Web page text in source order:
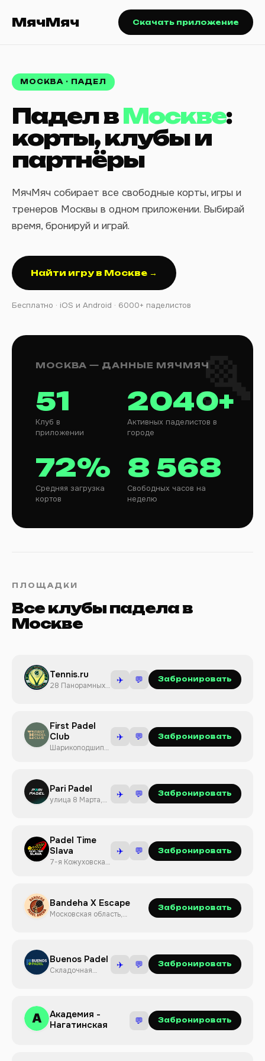
МячМяч Скачать приложение
МОСКВА · ПАДЕЛ
Падел вМоскве:
корты, клубы и
партнёры
МячМяч собирает все свободные корты, игры и
тренеров Москвы в одном приложении. Выбирай
время, бронируй и играй.
Найти игру в Москве →
Бесплатно · iOS и Android · 6000+ паделистов
МОСКВА — ДАННЫЕ МЯЧМЯЧ
51
Клуб в
приложении
2040+
Активных паделистов в
городе
72%
Средняя загрузка
кортов
8 568
Свободных часов на
неделю
ПЛОЩАДКИ
Все клубы падела в
Москве
Tennis.ru
28 Панорамных
✈️ 💬 Забронировать
First Padel
Club
Шарикоподшипниковская
✈️ 💬 Забронировать
Pari Padel
улица 8 Марта,
✈️ 💬 Забронировать
Padel Time
Slava
7-я Кожуховская
✈️ 💬 Забронировать
Bandeha X Escape
Московская область,
Забронировать
Buenos Padel
Складочная
✈️ 💬 Забронировать
Академия -
Нагатинская
💬 Забронировать